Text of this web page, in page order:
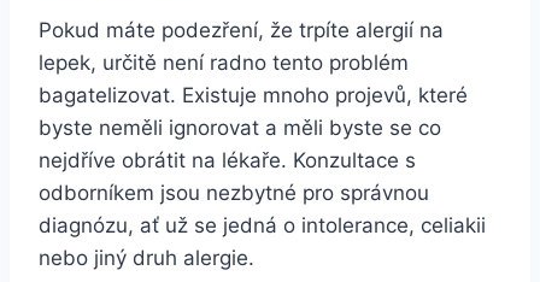
Pokud máte podezření, že trpíte alergií na
lepek, určitě není radno tento problém
bagatelizovat. Existuje mnoho projevů, které
byste neměli ignorovat a měli byste se co
nejdříve obrátit na lékaře. Konzultace s
odborníkem jsou nezbytné pro správnou
diagnózu, ať už se jedná o intolerance, celiakii
nebo jiný druh alergie.